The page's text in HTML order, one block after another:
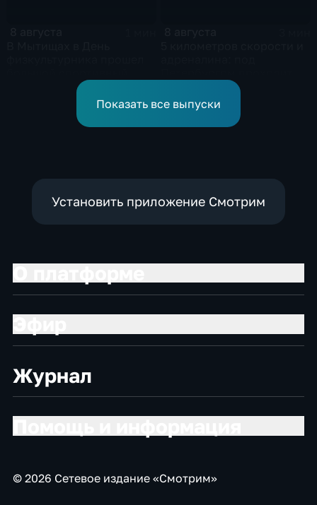
третий этап "Формулы‑4"
Показать все выпуски
Установить приложение Смотрим
Журнал
© 2026 Сетевое издание «Смотрим»